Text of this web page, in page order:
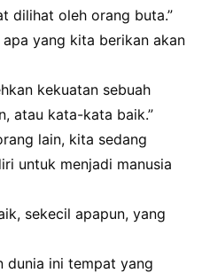
dilihat oleh orang buta.”
yang kita berikan akan
kekuatan sebuah
atau kata-kata baik.”
lain, kita sedang
untuk menjadi manusia
sekecil apapun, yang
dunia ini tempat yang